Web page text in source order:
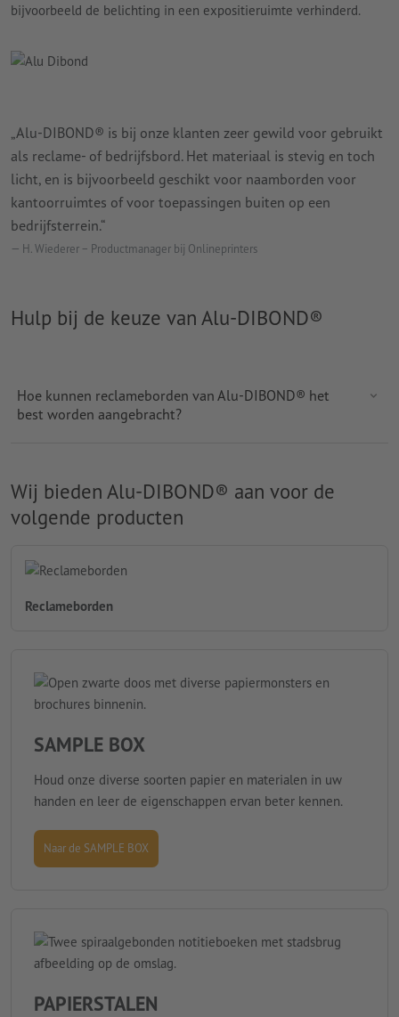
bijvoorbeeld de belichting in een expositieruimte verhinderd.
„Alu-DIBOND® is bij onze klanten zeer gewild voor gebruikt
als reclame- of bedrijfsbord. Het materiaal is stevig en toch
licht, en is bijvoorbeeld geschikt voor naamborden voor
kantoorruimtes of voor toepassingen buiten op een
bedrijfsterrein.“
H. Wiederer – Productmanager bij Onlineprinters
Hulp bij de keuze van Alu-DIBOND®
Hoe kunnen reclameborden van Alu-DIBOND® het
best worden aangebracht?
Wij bieden Alu-DIBOND® aan voor de
volgende producten
Reclameborden
SAMPLE BOX
Houd onze diverse soorten papier en materialen in uw
handen en leer de eigenschappen ervan beter kennen.
Naar de SAMPLE BOX
PAPIERSTALEN